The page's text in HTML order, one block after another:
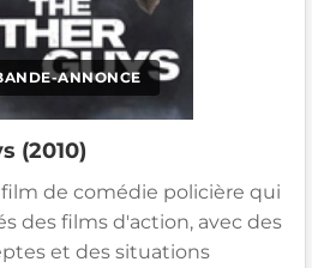
ANNONCE
(2010)
de comédie policière qui
des films d'action, avec des
et des situations